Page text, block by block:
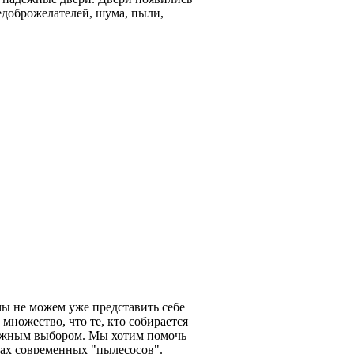
шума, пыли,
не можем уже представить себе
что те, кто собирается
выбором. Мы хотим помочь
современных "пылесосов".